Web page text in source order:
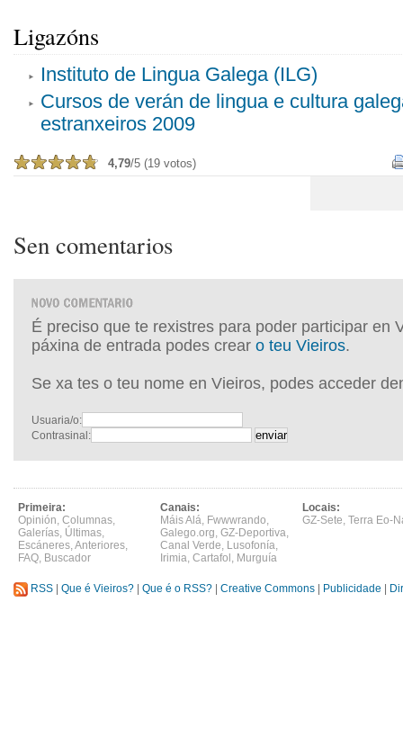
Ligazóns
Instituto de Lingua Galega (ILG)
Cursos de verán de lingua e cultura
estranxeiros 2009
4,79/5 (19 votos)
Sen comentarios
É preciso que te rexistres para poder participar en
páxina de entrada podes crear o teu Vieiros.
Se xa tes o teu nome en Vieiros, podes acceder
Usuaria/o:
Contrasinal:
Primeira:
Opinión, Columnas,
Galerías, Últimas,
Escáneres,Anteriores,
FAQ, Buscador
Canais:
Máis Alá, Fwwwrando,
Galego.org, GZ-Deportiva,
Canal Verde, Lusofonía,
Irimia, Cartafol , Murguía
Locais:
GZ-Sete, Terra Eo-
RSS Que é Vieiros? Que é o RSS? Creative Commons Publicidade